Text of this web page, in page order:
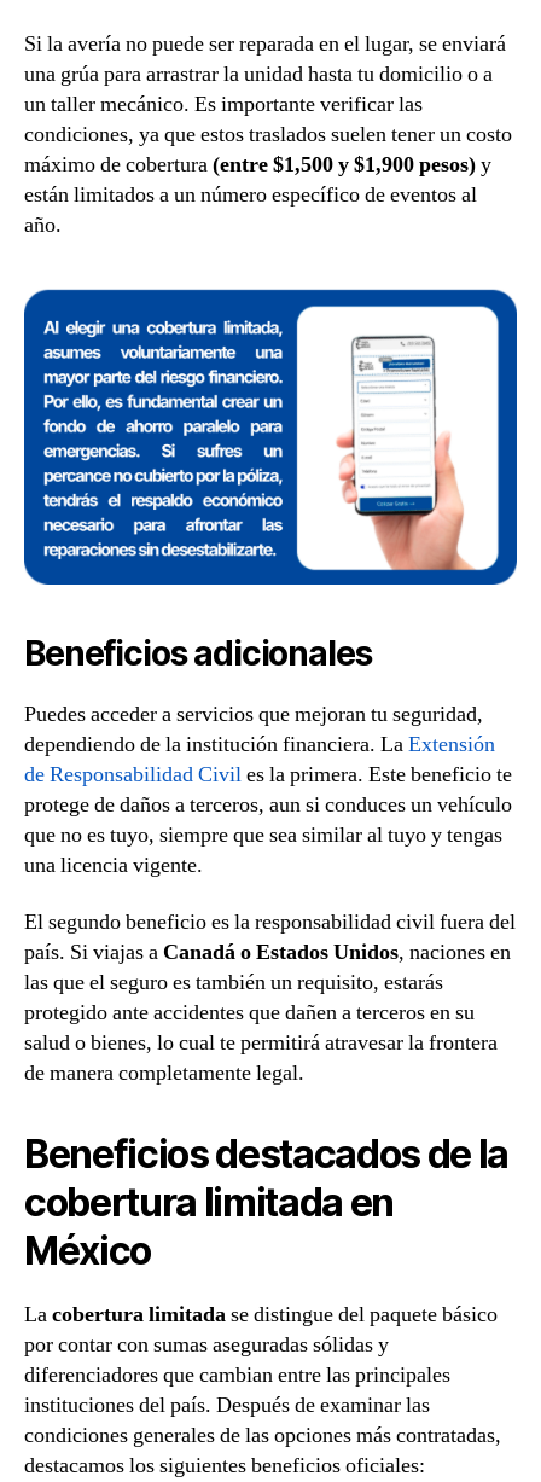
Si la avería no puede ser reparada en el lugar, se enviará
una grúa para arrastrar la unidad hasta tu domicilio o a
un taller mecánico. Es importante verificar las
condiciones, ya que estos traslados suelen tener un costo
máximo de cobertura(entre $1,500 y $1,900 pesos)y
están limitados a un número específico de eventos al
año.
Beneficios adicionales
Puedes acceder a servicios que mejoran tu seguridad,
dependiendo de la institución financiera. LaExtensión
de Responsabilidad Civiles la primera. Este beneficio te
protege de daños a terceros, aun si conduces un vehículo
que no es tuyo, siempre que sea similar al tuyo y tengas
una licencia vigente.
El segundo beneficio es la responsabilidad civil fuera del
país. Si viajas aCanadá o Estados Unidos, naciones en
las que el seguro es también un requisito, estarás
protegido ante accidentes que dañen a terceros en su
salud o bienes, lo cual te permitirá atravesar la frontera
de manera completamente legal.
Beneficios destacados de la
cobertura limitada en
México
Lacobertura limitadase distingue del paquete básico
por contar con sumas aseguradas sólidas y
diferenciadores que cambian entre las principales
instituciones del país. Después de examinar las
condiciones generales de las opciones más contratadas,
destacamos los siguientes beneficios oficiales: